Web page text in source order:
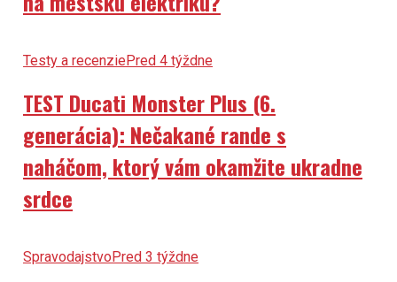
Testy a recenziePred 4 týždne
TEST Ducati Monster Plus (6.
generácia): Nečakané rande s
naháčom, ktorý vám okamžite ukradne
srdce
SpravodajstvoPred 3 týždne